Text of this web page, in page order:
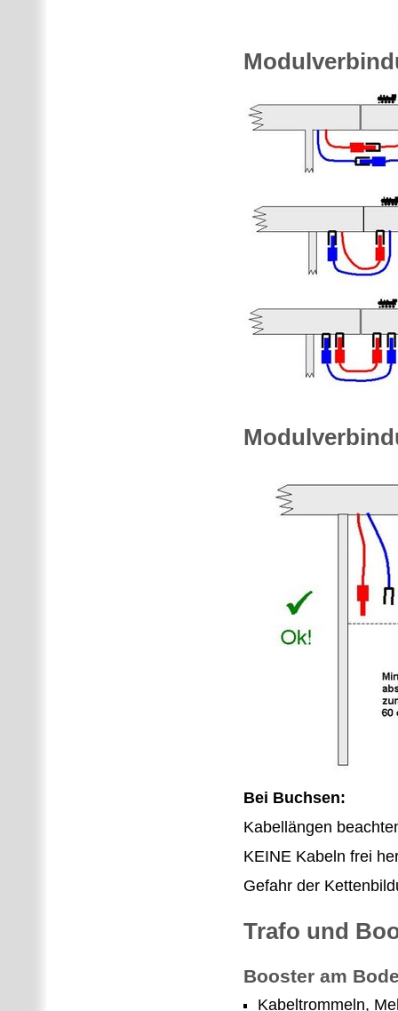
Bei Buchsen:
Kabellängen
KEINE Kabeln frei
Gefahr der
Trafo und
Booster am
Kabeltrommeln,